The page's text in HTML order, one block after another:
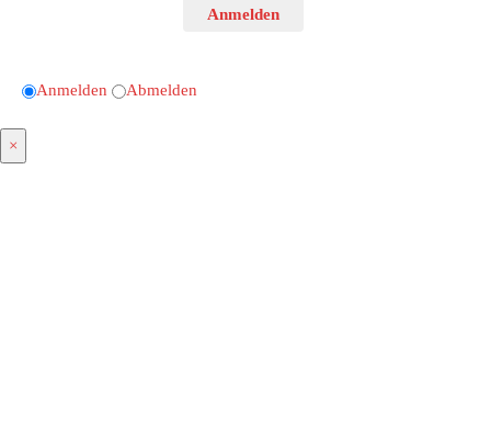
Anmelden
Anmelden Abmelden
×